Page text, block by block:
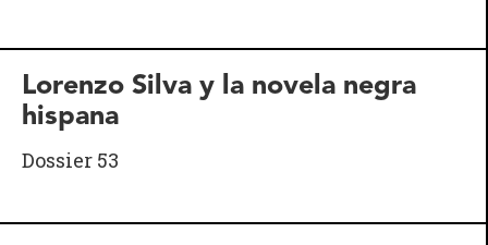
Lorenzo Silva y la novela negra
hispana
Dossier 53